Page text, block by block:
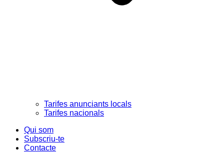
Tarifes anunciants locals
Tarifes nacionals
Qui som
Subscriu-te
Contacte